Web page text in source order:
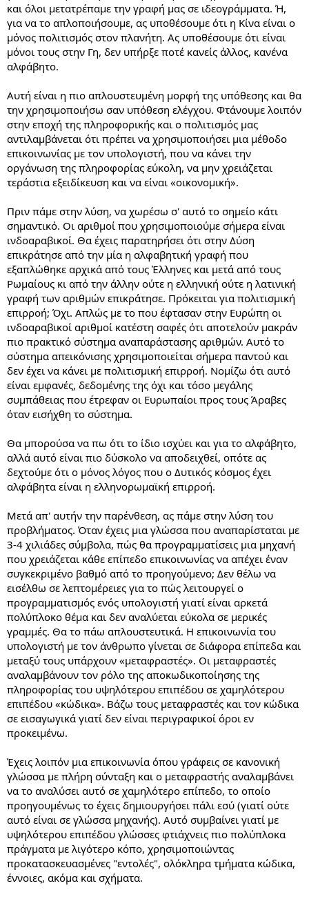
και όλοι μετατρέπαμε την γραφή μας σε ιδεογράμματα. Ή,
για να το απλοποιήσουμε, ας υποθέσουμε ότι η Κίνα είναι ο
μόνος πολιτισμός στον πλανήτη. Ας υποθέσουμε ότι είναι
μόνοι τους στην Γη, δεν υπήρξε ποτέ κανείς άλλος, κανένα
αλφάβητο.
Αυτή είναι η πιο απλουστευμένη μορφή της υπόθεσης και θα
την χρησιμοποιήσω σαν υπόθεση ελέγχου. Φτάνουμε λοιπόν
στην εποχή της πληροφορικής και ο πολιτισμός μας
αντιλαμβάνεται ότι πρέπει να χρησιμοποιήσει μια μέθοδο
επικοινωνίας με τον υπολογιστή, που να κάνει την
οργάνωση της πληροφορίας εύκολη, να μην χρειάζεται
τεράστια εξειδίκευση και να είναι «οικονομική».
Πριν πάμε στην λύση, να χωρέσω σ' αυτό το σημείο κάτι
σημαντικό. Οι αριθμοί που χρησιμοποιούμε σήμερα είναι
ινδοαραβικοί. Θα έχεις παρατηρήσει ότι στην Δύση
επικράτησε από την μία η αλφαβητική γραφή που
εξαπλώθηκε αρχικά από τους Έλληνες και μετά από τους
Ρωμαίους κι από την άλλην ούτε η ελληνική ούτε η λατινική
γραφή των αριθμών επικράτησε. Πρόκειται για πολιτισμική
επιρροή; Όχι. Απλώς με το που έφτασαν στην Ευρώπη οι
ινδοαραβικοί αριθμοί κατέστη σαφές ότι αποτελούν μακράν
πιο πρακτικό σύστημα αναπαράστασης αριθμών. Αυτό το
σύστημα απεικόνισης χρησιμοποιείται σήμερα παντού και
δεν έχει να κάνει με πολιτισμική επιρροή. Νομίζω ότι αυτό
είναι εμφανές, δεδομένης της όχι και τόσο μεγάλης
συμπάθειας που έτρεφαν οι Ευρωπαίοι προς τους Άραβες
όταν εισήχθη το σύστημα.
Θα μπορούσα να πω ότι το ίδιο ισχύει και για το αλφάβητο,
αλλά αυτό είναι πιο δύσκολο να αποδειχθεί, οπότε ας
δεχτούμε ότι ο μόνος λόγος που ο Δυτικός κόσμος έχει
αλφάβητα είναι η ελληνορωμαϊκή επιρροή.
Μετά απ' αυτήν την παρένθεση, ας πάμε στην λύση του
προβλήματος. Όταν έχεις μια γλώσσα που αναπαρίσταται με
3-4 χιλιάδες σύμβολα, πώς θα προγραμματίσεις μια μηχανή
που χρειάζεται κάθε επίπεδο επικοινωνίας να απέχει έναν
συγκεκριμένο βαθμό από το προηγούμενο; Δεν θέλω να
εισέλθω σε λεπτομέρειες για το πώς λειτουργεί ο
προγραμματισμός ενός υπολογιστή γιατί είναι αρκετά
πολύπλοκο θέμα και δεν αναλύεται εύκολα σε μερικές
γραμμές. Θα το πάω απλουστευτικά. Η επικοινωνία του
υπολογιστή με τον άνθρωπο γίνεται σε διάφορα επίπεδα και
μεταξύ τους υπάρχουν «μεταφραστές». Οι μεταφραστές
αναλαμβάνουν τον ρόλο της αποκωδικοποίησης της
πληροφορίας του υψηλότερου επιπέδου σε χαμηλότερου
επιπέδου «κώδικα». Βάζω τους μεταφραστές και τον κώδικα
σε εισαγωγικά γιατί δεν είναι περιγραφικοί όροι εν
προκειμένω.
Έχεις λοιπόν μια επικοινωνία όπου γράφεις σε κανονική
γλώσσα με πλήρη σύνταξη και ο μεταφραστής αναλαμβάνει
να το αναλύσει αυτό σε χαμηλότερο επίπεδο, το οποίο
προηγουμένως το έχεις δημιουργήσει πάλι εσύ (γιατί ούτε
αυτό είναι σε γλώσσα μηχανής). Αυτό συμβαίνει γιατί με
υψηλότερου επιπέδου γλώσσες φτιάχνεις πιο πολύπλοκα
πράγματα με λιγότερο κόπο, χρησιμοποιώντας
προκατασκευασμένες "εντολές", ολόκληρα τμήματα κώδικα,
έννοιες, ακόμα και σχήματα.